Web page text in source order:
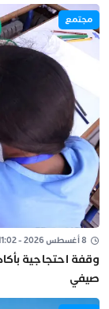
مجتمع
8 أغسطس 2026 - 11:02
صيفي